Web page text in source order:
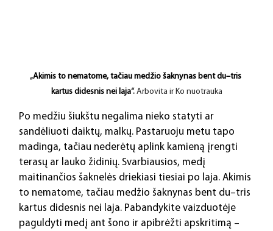
„Akimis to nematome, tačiau medžio šaknynas bent du–tris
kartus didesnis nei laja“. Arbovita ir Ko nuotrauka
Po medžiu šiukštu negalima nieko statyti ar
sandėliuoti daiktų, malkų. Pastaruoju metu tapo
madinga, tačiau nederėtų aplink kamieną įrengti
terasų ar lauko židinių. Svarbiausios, medį
maitinančios šaknelės driekiasi tiesiai po laja. Akimis
to nematome, tačiau medžio šaknynas bent du–tris
kartus didesnis nei laja. Pabandykite vaizduotėje
paguldyti medį ant šono ir apibrėžti apskritimą –